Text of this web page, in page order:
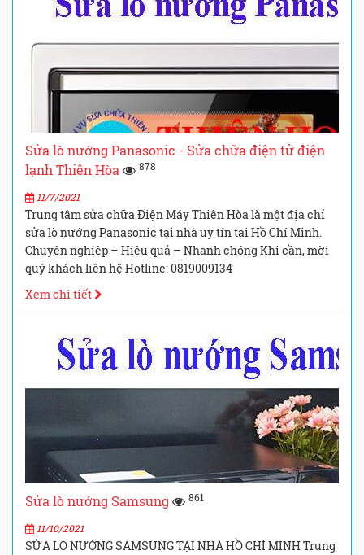
Sửa lò nướng Panasonic - Sửa chữa điện tử điện
lạnh Thiên Hòa
878
11/7/2021
Trung tâm sửa chữa Điện Máy Thiên Hòa là một địa chỉ
sửa lò nướng Panasonic tại nhà uy tín tại Hồ Chí Minh.
Chuyên nghiệp – Hiệu quả – Nhanh chóng Khi cần, mời
quý khách liên hệ Hotline: 0819009134
Xem chi tiết
Sửa lò nướng Samsung 861
11/10/2021
SỬA LÒ NƯỚNG SAMSUNG TẠI NHÀ HỒ CHÍ MINH Trung